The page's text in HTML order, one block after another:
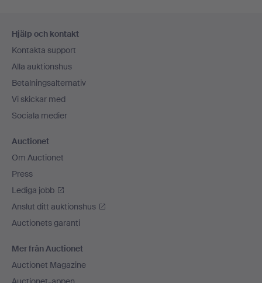
Hjälp och kontakt
Kontakta support
Alla auktionshus
Betalningsalternativ
Vi skickar med
Sociala medier
Auctionet
Om Auctionet
Press
Lediga jobb
Anslut ditt auktionshus
Auctionets garanti
Mer från Auctionet
Auctionet Magazine